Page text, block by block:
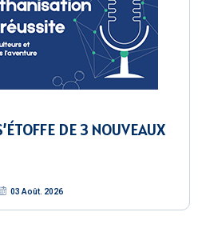
DE 3 NOUVEAUX
03 Août. 2026